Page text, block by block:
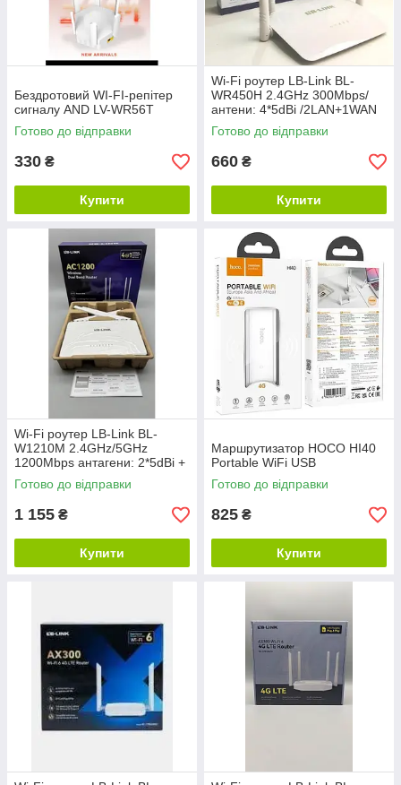
Бездротовий WI-FI-репітер
сигналу AND LV-WR56T
Готово до відправки
330 ₴
Купити
Wi-Fi роутер LB-Link BL-
WR450H 2.4GHz 300Mbps/
антени: 4*5dBi /2LAN+1WAN
Готово до відправки
660 ₴
Купити
Wi-Fi роутер LB-Link BL-
W1210M 2.4GHz/5GHz
1200Mbps антагени: 2*5dBi +
5G 2*5dBi
Готово до відправки
1 155 ₴
Купити
Маршрутизатор HOCO HI40
Portable WiFi USB
Готово до відправки
825 ₴
Купити